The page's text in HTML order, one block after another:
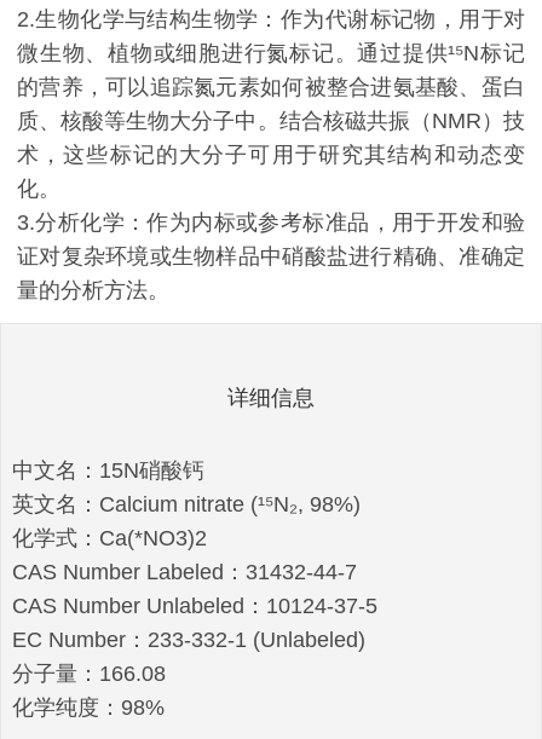
2.生物化学与结构生物学：作为代谢标记物，用于对
微生物、植物或细胞进行氮标记。通过提供¹⁵N标记
的营养，可以追踪氮元素如何被整合进氨基酸、蛋白
质、核酸等生物大分子中。结合核磁共振（NMR）技
术，这些标记的大分子可用于研究其结构和动态变
化。
3.分析化学：作为内标或参考标准品，用于开发和验
证对复杂环境或生物样品中硝酸盐进行精确、准确定
量的分析方法。
详细信息
中文名：15N硝酸钙
英文名：Calcium nitrate (¹⁵N₂, 98%)
化学式：Ca(*NO3)2
CAS Number Labeled：31432-44-7
CAS Number Unlabeled：10124-37-5
EC Number：233-332-1 (Unlabeled)
分子量：166.08
化学纯度：98%